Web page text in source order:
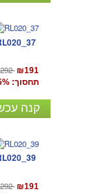
₪191
תחסוך: 35%
קנה
₪191